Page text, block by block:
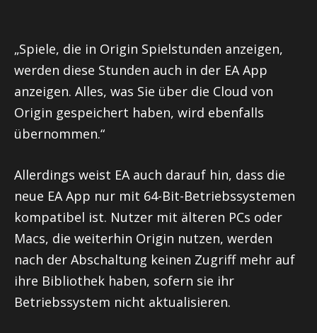
„Spiele, die in Origin Spielstunden anzeigen,
werden diese Stunden auch in der EA App
anzeigen. Alles, was Sie über die Cloud von
Origin gespeichert haben, wird ebenfalls
übernommen.“
Allerdings weist EA auch darauf hin, dass die
neue EA App nur mit 64-Bit-Betriebssystemen
kompatibel ist. Nutzer mit älteren PCs oder
Macs, die weiterhin Origin nutzen, werden
nach der Abschaltung keinen Zugriff mehr auf
ihre Bibliothek haben, sofern sie ihr
Betriebssystem nicht aktualisieren.